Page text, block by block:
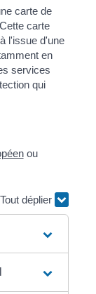
carte de
carte
l'issue d'une
en
services
qui
ou
Tout déplier